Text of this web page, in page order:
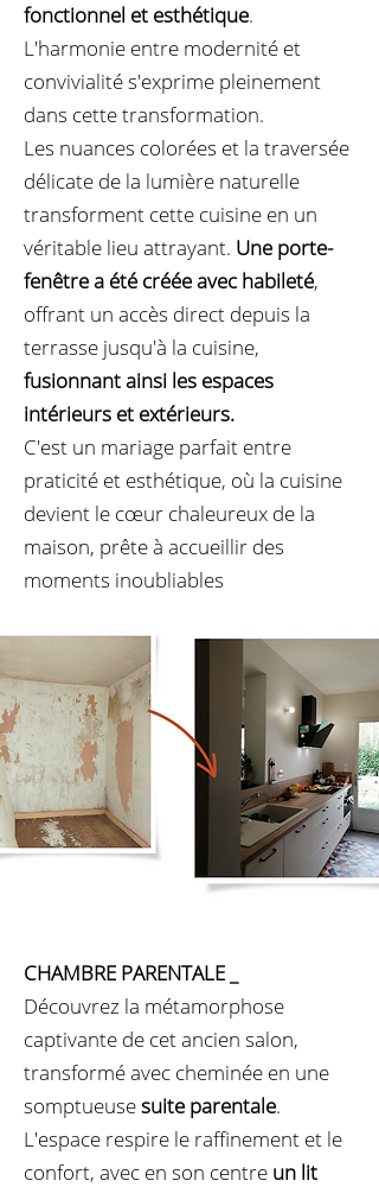
fonctionnel et esthétique.
L'harmonie entre modernité et
convivialité s'exprime pleinement
dans cette transformation.
Les nuances colorées et la traversée
délicate de la lumière naturelle
transforment cette cuisine en un
véritable lieu attrayant. Une porte-
fenêtre a été créée avec habileté,
offrant un accès direct depuis la
terrasse jusqu'à la cuisine,
fusionnant ainsi les espaces
intérieurs et extérieurs.
C'est un mariage parfait entre
praticité et esthétique, où la cuisine
devient le cœur chaleureux de la
maison, prête à accueillir des
moments inoubliables
CHAMBRE PARENTALE
Découvrez la métamorphose
captivante de cet ancien salon,
transformé avec cheminée en une
somptueusesuite parentale.
L'espace respire le raffinement et le
confort, avec en son centre un lit